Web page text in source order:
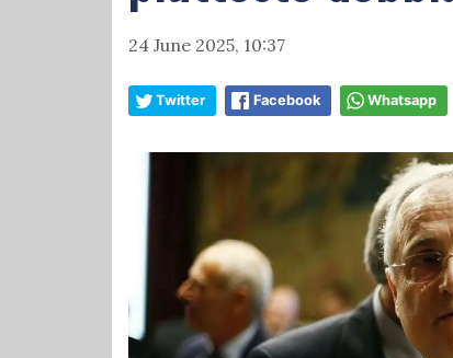
24 June 2025, 10:37
Twitter Facebook Whatsapp